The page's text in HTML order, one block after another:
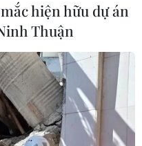
hiện hữu dự án
Thuận